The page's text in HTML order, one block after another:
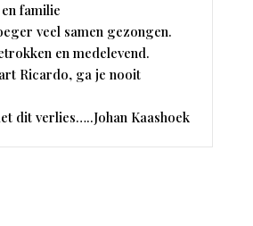
familie
veel samen gezongen.
en medelevend.
Ricardo, ga je nooit
dit verlies…..Johan Kaashoek